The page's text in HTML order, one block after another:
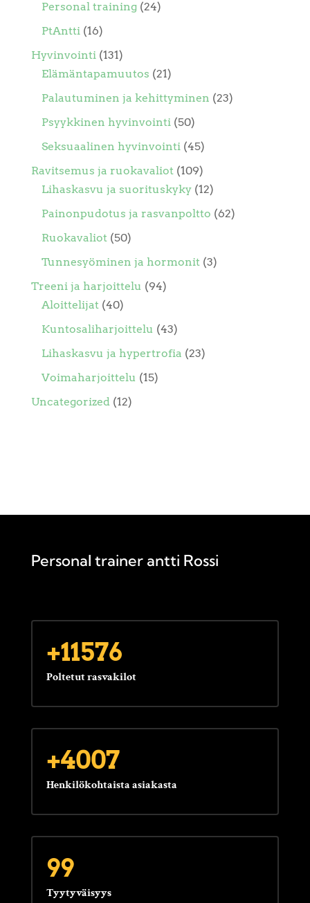
Personal training (24)
PtAntti(16)
Hyvinvointi(131)
Elämäntapamuutos (21)
Palautuminen ja kehittyminen (23)
Psyykkinen hyvinvointi(50)
Seksuaalinen hyvinvointi(45)
Ravitsemus ja ruokavaliot(109)
Lihaskasvu ja suorituskyky(12)
Painonpudotus ja rasvanpoltto (62)
Ruokavaliot(50)
Tunnesyöminen ja hormonit(3)
Treeni ja harjoittelu (94)
Aloittelijat(40)
Kuntosaliharjoittelu (43)
Lihaskasvu ja hypertrofia (23)
Voimaharjoittelu (15)
Uncategorized(12)
Personal trainer antti Rossi
+11576
Poltetut rasvakilot
+4007
Henkilökohtaista asiakasta
99
Tyytyväisyys